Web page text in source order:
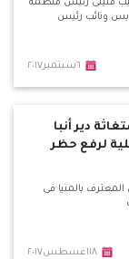
قلينى رئيس منظمة
ونائب رئيس
٦سبتمبر٢٠١٧
دير أنبا
لرفع حظر
بالمنيا فى
١٨اغسطس٢٠١٧